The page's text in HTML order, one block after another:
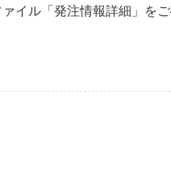
ル「発注情報詳細」をご